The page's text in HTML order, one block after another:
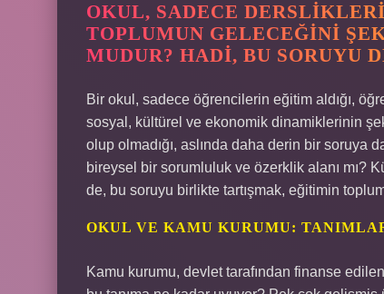
OKUL, SADECE
TOPLUMUN GELECEĞINI
MUDUR? HADI, BU SORUYU
Bir okul, sadece öğrencilerin eğitim aldığı,
sosyal, kültürel ve ekonomik dinamiklerinin
olup olmadığı, aslında daha derin bir soruya
bireysel bir sorumluluk ve özerklik alanı mı?
de, bu soruyu birlikte tartışmak, eğitimin
OKUL VE KAMU KURUMU:
Kamu kurumu, devlet tarafından finanse